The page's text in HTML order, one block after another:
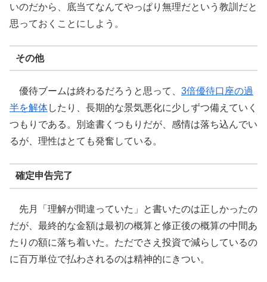
いのだから、底当てなんてやっぱり無理だという教訓だと
思っておくことにしよう。
その他
優待ブームは終わるだろうと思って、 3倍優待口座の過
半を解体したり、長期的な景気悪化に少しずつ備えていく
つもりである。別途書くつもりだが、感情は落ち込んでい
るが、理性はとても発奮している。
確定申告完了
先月「理解が間違っていた」と書いたのは正しかったの
だが、最終的な金額は最初の概算と修正後の概算の中間あ
たりの額に落ち着いた。ただでさえ投資で減らしているの
に百万単位で払わされるのは精神的にきつい。